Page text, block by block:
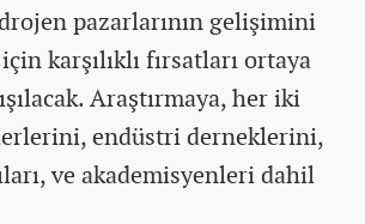
pazarlarının gelişimini
karşılıklı fırsatları ortaya
Araştırmaya, her iki
endüstri derneklerini,
ve akademisyenleri dahil